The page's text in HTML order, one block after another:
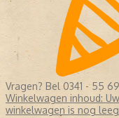
Vragen? Bel 0341 - 55
Winkelwagen inhoud: Uw
winkelwagen is nog